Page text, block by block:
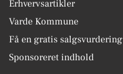
Erhvervsartikler
Varde Kommune
Få en gratis salgsvurdering
Sponsoreret indhold